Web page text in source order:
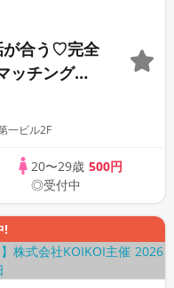
が合う♡完全
ッチングコ
一ビル2F
20〜29歳 500円
◎受付中
!